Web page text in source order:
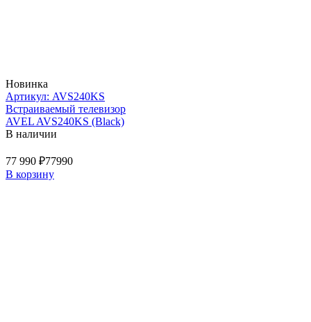
Новинка
Артикул: AVS240KS
Встраиваемый телевизор
AVEL AVS240KS (Black)
В наличии
77 990 ₽77990
В корзину